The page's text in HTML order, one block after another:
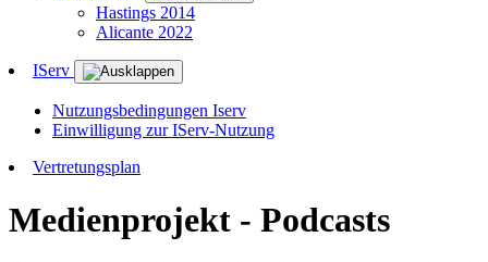
Hastings 2014
Alicante 2022
IServ
Nutzungsbedingungen Iserv
Einwilligung zur IServ-Nutzung
Vertretungsplan
Medienprojekt - Podcasts